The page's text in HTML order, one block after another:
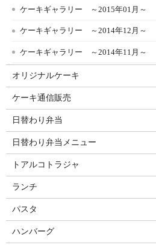
ケーキギャラリー ～2015年01月～
ケーキギャラリー ～2014年12月～
ケーキギャラリー ～2014年11月～
オリジナルケーキ
ケーキ通信販売
日替わり弁当
日替わり弁当メニュー
トアルコトラジャ
ランチ
パスタ
ハンバーグ